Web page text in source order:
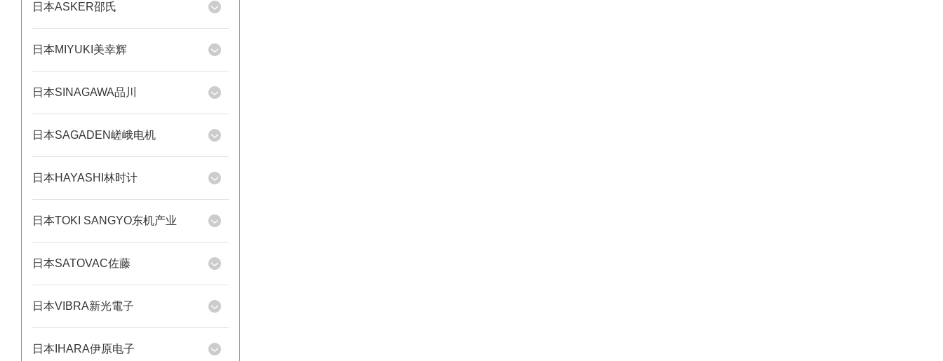
日本ASKER邵氏
日本MIYUKI美幸辉
日本SINAGAWA品川
日本SAGADEN嵯峨电机
日本HAYASHI林时计
日本TOKI SANGYO东机产业
日本SATOVAC佐藤
日本VIBRA新光電子
日本IHARA伊原电子